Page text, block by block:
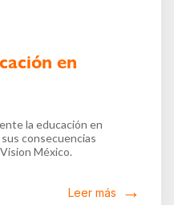
en
la educación en
consecuencias
México.
Leer más